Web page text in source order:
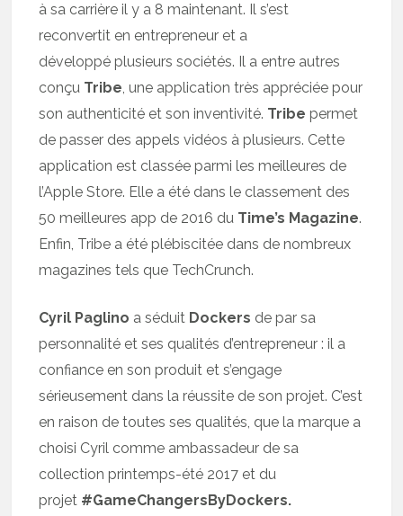
à sa carrière il y a 8 maintenant. Il s’est
reconvertit en entrepreneur et a
développé plusieurs sociétés. Il a entre autres
conçu Tribe, une application très appréciée pour
son authenticité et son inventivité. Tribe permet
de passer des appels vidéos à plusieurs. Cette
application est classée parmi les meilleures de
l’Apple Store. Elle a été dans le classement des
50 meilleures app de 2016 du Time’s Magazine.
Enfin, Tribe a été plébiscitée dans de nombreux
magazines tels que TechCrunch.
Cyril Paglino a séduit Dockers de par sa
personnalité et ses qualités d’entrepreneur : il a
confiance en son produit et s’engage
sérieusement dans la réussite de son projet. C’est
en raison de toutes ses qualités, que la marque a
choisi Cyril comme ambassadeur de sa
collection printemps-été 2017 et du
projet #GameChangersByDockers.